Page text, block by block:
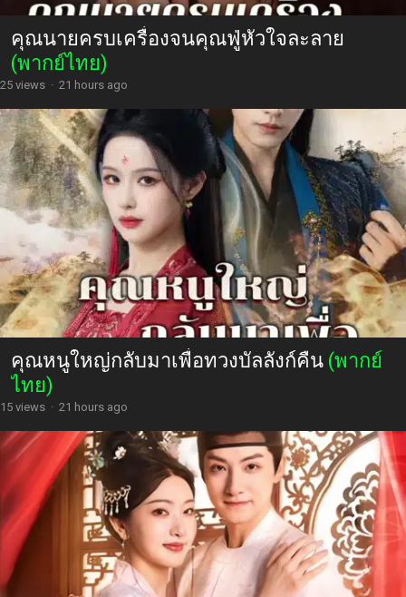
คุณนายครบเครื่องจนคุณฟู่หัวใจละลาย
(พากย์ไทย)
25 views · 21 hours ago
คุณหนูใหญ่กลับมาเพื่อทวงบัลลังก์คืน (พากย์
ไทย)
15 views · 21 hours ago